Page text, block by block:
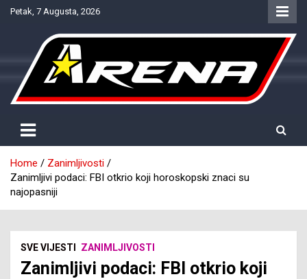
SkipPetak, 7 Augusta, 2026
NTV Arena
Home
Zanimljivosti
Zanimljivi podaci: FBI otkrio koji horoskopski znaci su
najopasniji
SVE VIJESTI ZANIMLJIVOSTI
Zanimljivi podaci: FBI otkrio koji